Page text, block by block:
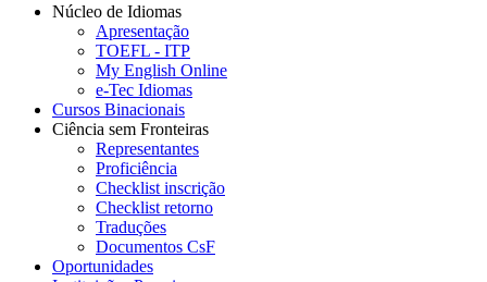
Núcleo de Idiomas
Apresentação
TOEFL - ITP
My English Online
e-Tec Idiomas
Cursos Binacionais
Ciência sem Fronteiras
Representantes
Proficiência
Checklist inscrição
Checklist retorno
Traduções
Documentos CsF
Oportunidades